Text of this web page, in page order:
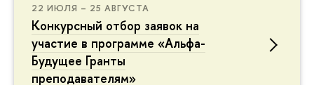
22 ИЮЛЯ – 25 АВГУСТА
Конкурсный отбор заявок на
участие в программе «Альфа-
Будущее Гранты
преподавателям»